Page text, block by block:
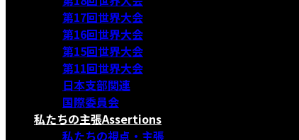
第17回世界大会
第16回世界大会
第15回世界大会
第11回世界大会
日本支部関連
国際委員会
私たちの主張Assertions
私たちの視点・主張